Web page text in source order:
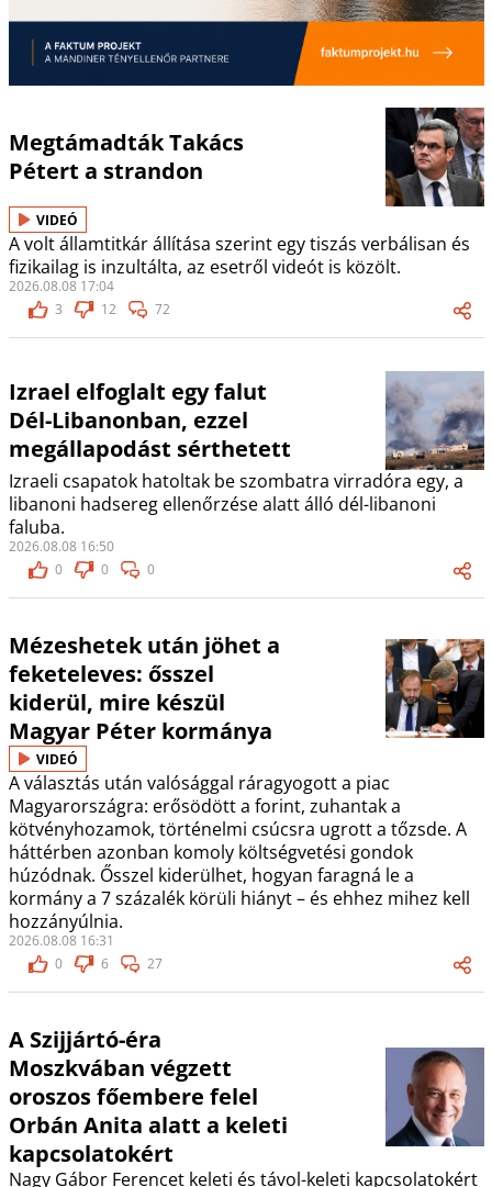
Megtámadták Takács
Pétert a strandon
VIDEÓ
A volt államtitkár állítása szerint egy tiszás verbálisan és
fizikailag is inzultálta, az esetről videót is közölt.
2026.08.08 17:04
3
12 72
Izrael elfoglalt egy falut
Dél-Libanonban, ezzel
megállapodást sérthetett
Izraeli csapatok hatoltak be szombatra virradóra egy, a
libanoni hadsereg ellenőrzése alatt álló dél-libanoni
faluba.
2026.08.08 16:50
0
0 0
Mézeshetek után jöhet a
feketeleves: ősszel
kiderül, mire készül
Magyar Péter kormánya
VIDEÓ
A választás után valósággal ráragyogott a piac
Magyarországra: erősödött a forint, zuhantak a
kötvényhozamok, történelmi csúcsra ugrott a tőzsde. A
háttérben azonban komoly költségvetési gondok
húzódnak. Ősszel kiderülhet, hogyan faragná le a
kormány a 7 százalék körüli hiányt – és ehhez mihez kell
hozzányúlnia.
2026.08.08 16:31
0
6 27
A Szijjártó-éra
Moszkvában végzett
oroszos főembere felel
Orbán Anita alatt a keleti
kapcsolatokért
Nagy Gábor Ferencet keleti és távol-keleti kapcsolatokért